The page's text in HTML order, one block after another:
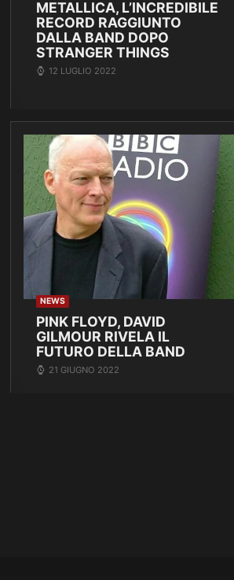
METALLICA, L’INCREDIBILE
RECORD RAGGIUNTO
DALLA BAND DOPO
STRANGER THINGS
12 LUGLIO 2022
NEWS
PINK FLOYD, DAVID
GILMOUR RIVELA IL
FUTURO DELLA BAND
21 GIUGNO 2022